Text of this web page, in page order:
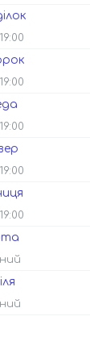
19:00
19:00
19:00
19:00
19:00